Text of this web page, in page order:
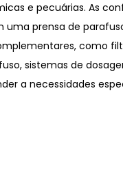
e pecuárias. As
uma prensa de
como
sistemas de
a necessidades